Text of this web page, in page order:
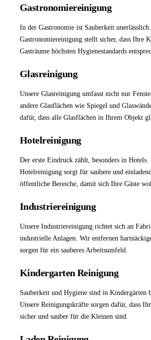
Gastronomiereinigung
In der Gastronomie ist Sauberkeit
Gastronomiereinigung stellt sicher, dass Ihre
Gasträume höchsten Hygienestandards
Glasreinigung
Unsere Glasreinigung umfasst nicht nur
andere Glasflächen wie Spiegel und
dafür, dass alle Glasflächen in Ihrem Objekt
Hotelreinigung
Der erste Eindruck zählt, besonders in Hotels.
Hotelreinigung sorgt für saubere und
öffentliche Bereiche, damit sich Ihre Gäste
Industriereinigung
Unsere Industriereinigung richtet sich an
industrielle Anlagen. Wir entfernen
sorgen für ein sauberes Arbeitsumfeld.
Kindergarten Reinigung
Sauberkeit und Hygiene sind in Kindergärten
Unsere Reinigungskräfte sorgen dafür, dass
sicher und sauber für die Kleinen sind.